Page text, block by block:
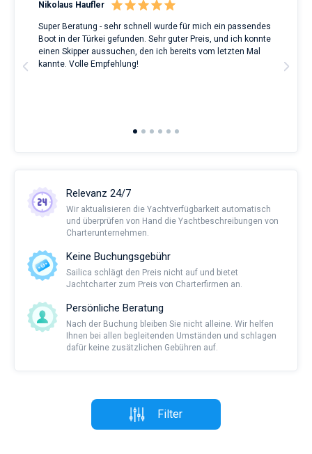
Nikolaus Haufler
Super Beratung - sehr schnell wurde für mich ein passendes
Boot in der Türkei gefunden. Sehr guter Preis, und ich konnte
einen Skipper aussuchen, den ich bereits vom letzten Mal
kannte. Volle Empfehlung!
Relevanz 24/7
Wir aktualisieren die Yachtverfügbarkeit automatisch
und überprüfen von Hand die Yachtbeschreibungen von
Charterunternehmen.
Keine Buchungsgebühr
Sailica schlägt den Preis nicht auf und bietet
Jachtcharter zum Preis von Charterfirmen an.
Persönliche Beratung
Nach der Buchung bleiben Sie nicht alleine. Wir helfen
Ihnen bei allen begleitenden Umständen und schlagen
dafür keine zusätzlichen Gebühren auf.
Filter